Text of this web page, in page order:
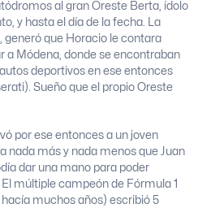
al gran Oreste Berta, ídolo
y hasta el día de la fecha. La
generó que Horacio le contara
a Módena, donde se encontraban
deportivos en ese entonces
Sueño que el propio Oreste
por ese entonces a un joven
nada más y nada menos que Juan
dar una mano para poder
múltiple campeón de Fórmula 1
muchos años) escribió 5